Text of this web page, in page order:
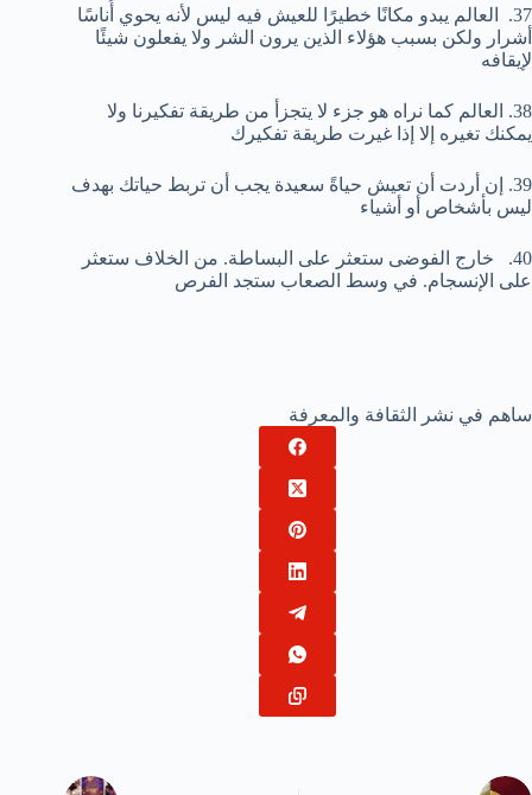
37. العالم يبدو مكانًا خطيرًا للعيش فيه ليس لأنه يحوي أُناسًا
أشرار ولكن بسبب هؤلاء الذين يرون الشر ولا يفعلون شيئًا
لإيقافه
38. العالم كما نراه هو جزء لا يتجزأ من طريقة تفكيرنا ولا
يمكنك تغيره إلا إذا غيرت طريقة تفكيرك
39. إن أردت أن تعيش حياةً سعيدة يجب أن تربط حياتك بهدف
ليس بأشخاص أو أشياء
40. خارج الفوضى ستعثر على البساطة. من الخلاف ستعثر
على الإنسجام. في وسط الصعاب ستجد الفرص
ساهم في نشر الثقافة والمعرفة